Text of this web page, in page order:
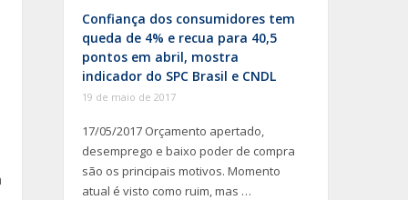
Confiança dos consumidores tem
queda de 4% e recua para 40,5
pontos em abril, mostra
indicador do SPC Brasil e CNDL
19 de maio de 2017
17/05/2017 Orçamento apertado,
desemprego e baixo poder de compra
são os principais motivos. Momento
atual é visto como ruim, mas …